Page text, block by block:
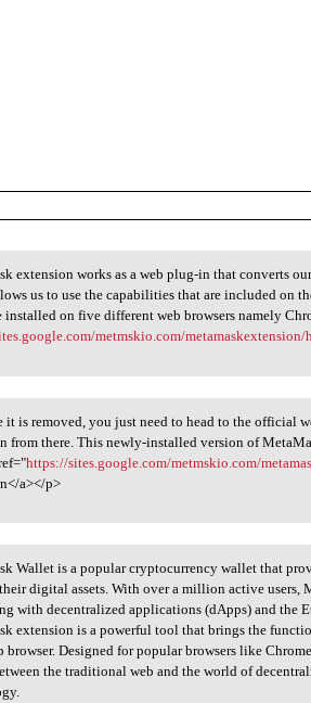
extension works as a
extension works as a web plug-in that converts
us to use the capabilities that are included on
installed on five different web browsers namely
metmskio.com/metamaskextension/
it is removed, you
it is removed, you just need to head to the official
from there. This newly-installed version of
https://sites.google.com/metmskio.com/
a></p>
Wallet is a popular
Wallet is a popular cryptocurrency wallet that
digital assets. With over a million active users,
with decentralized applications (dApps) and the
extension is a powerful tool that brings the
browser. Designed for popular browsers like
the traditional web and the world of